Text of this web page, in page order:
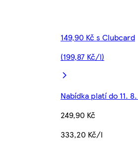
149,90 Kč s Clubcard
(199,87 Kč/l)
Nabídka platí do 11.
249,90 Kč
333,20 Kč/l